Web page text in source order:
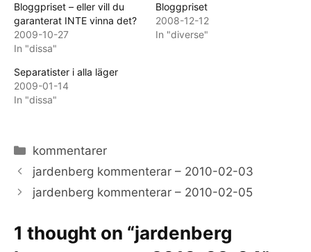
Bloggpriset – eller vill du
garanterat INTE vinna det?
2009-10-27
In "dissa"
Bloggpriset
2008-12-12
In "diverse"
Separatister i alla läger
2009-01-14
In "dissa"
Categories
kommentarer
jardenberg kommenterar – 2010-02-03
jardenberg kommenterar – 2010-02-05
1 thought on “jardenberg